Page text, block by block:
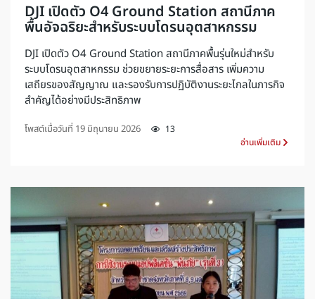
DJI เปิดตัว O4 Ground Station สถานีภาค
พื้นอัจฉริยะสำหรับระบบโดรนอุตสาหกรรม
DJI เปิดตัว O4 Ground Station สถานีภาคพื้นรุ่นใหม่สำหรับ
ระบบโดรนอุตสาหกรรม ช่วยขยายระยะการสื่อสาร เพิ่มความ
เสถียรของสัญญาณ และรองรับการปฏิบัติงานระยะไกลในภารกิจ
สำคัญได้อย่างมีประสิทธิภาพ
โพสต์เมื่อวันที่ 19 มิถุนายน 2026
13
อ่านเพิ่มเติม